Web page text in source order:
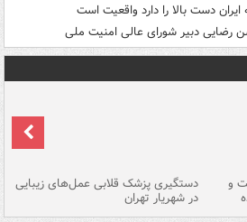
دست بالا را دارد واقعیت است
رضایی دبیر شورای عالی امنیت‌ ملی
و دستگیری پزشک قلابی عمل‌های زیبایی
در شهریار تهران